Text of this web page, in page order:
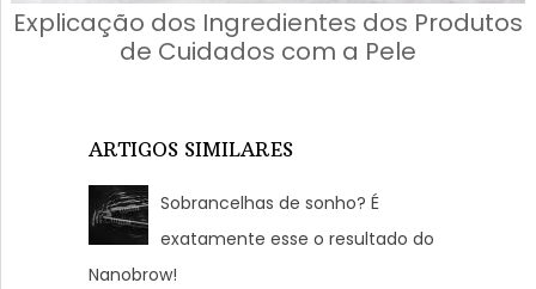
Explicação dos Ingredientes dos Produtos
de Cuidados com a Pele
ARTIGOS SIMILARES
Sobrancelhas de sonho? É
exatamente esse o resultado do
Nanobrow!